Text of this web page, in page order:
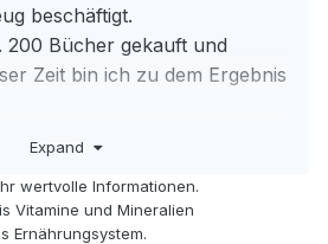
beschäftigt.
200 Bücher gekauft und
Zeit bin ich zu dem Ergebnis
Produktes verführen
3 oder 4 Veranstaltungen,
Expand
wertvolle Informationen.
Vitamine und Mineralien
Ernährungsystem.